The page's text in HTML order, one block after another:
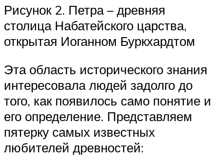
Рисунок 2. Петра – древняя
столица Набатейского царства,
открытая Иоганном Буркхардтом
Эта область исторического знания
интересовала людей задолго до
того, как появилось само понятие и
его определение. Представляем
пятерку самых известных
любителей древностей: